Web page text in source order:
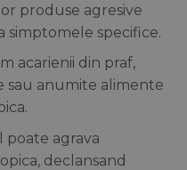
produse agresive
specifice.
acarienii din praf,
sau anumite alimente
poate agrava
declansand